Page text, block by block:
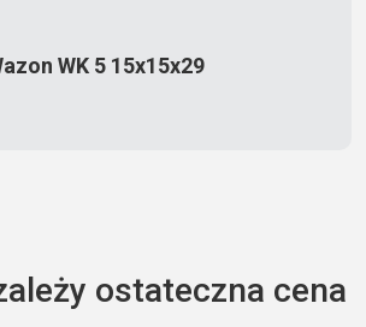
WK 5 15x15x29
ostateczna cena